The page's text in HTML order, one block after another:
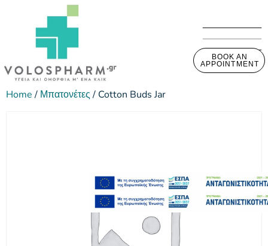
BOOK AN
APPOINTMENT
Home/ Μπατονέτες/ Cotton Buds Jar